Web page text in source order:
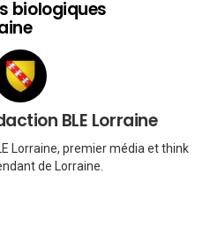
biologiques
BLE Lorraine
Lorraine, premier média et think
de Lorraine.